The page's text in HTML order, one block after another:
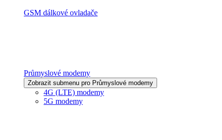
GSM dálkové ovladače
Průmyslové modemy
Zobrazit submenu pro Průmyslové modemy
4G (LTE) modemy
5G modemy